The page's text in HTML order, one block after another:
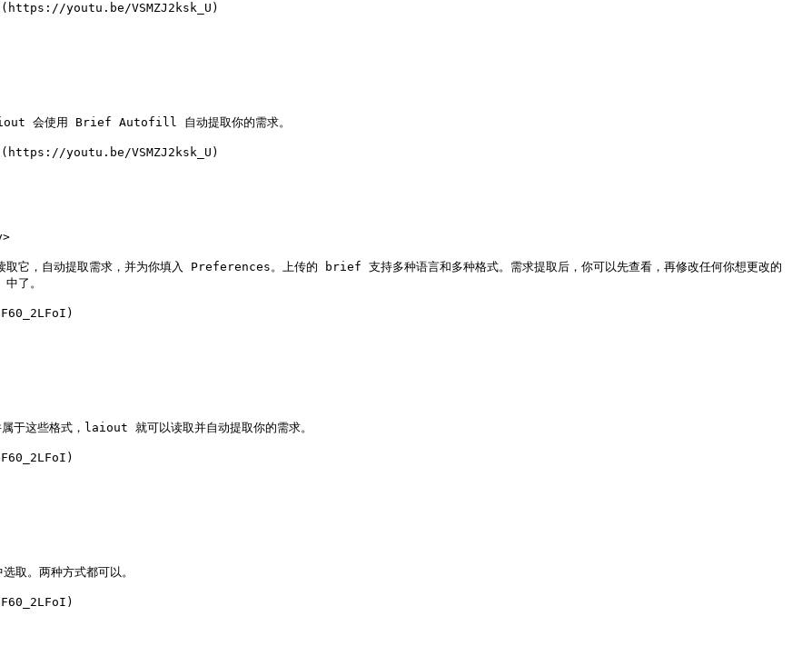
](https://youtu.be/VSMZJ2ksk_U)
会使用 Brief Autofill 自动提取你的需求。
](https://youtu.be/VSMZJ2ksk_U)
，自动提取需求，并为你填入 Preferences。上传的 brief 支持多种语言和多种格式。需求提取后，你可以先查看，再修改任何你想更改的
了。
这些格式，laiout 就可以读取并自动提取你的需求。
。两种方式都可以。